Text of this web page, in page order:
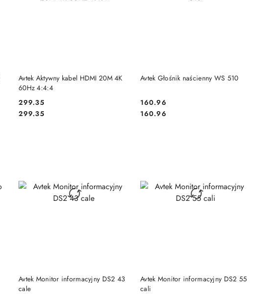
Avtek Aktywny kabel HDMI 20M 4K
60Hz 4:4:4
Cena:
299.35
Cena:
299.35
DO KOSZYKA Avtek Głośnik naścienny WS 510
Cena:
160.96
Cena:
160.96
DO KOSZYKA
Avtek Monitor informacyjny DS2 43
cale
DO KOSZYKA
Avtek Monitor informacyjny DS2 55
cali
DO KOSZYKA